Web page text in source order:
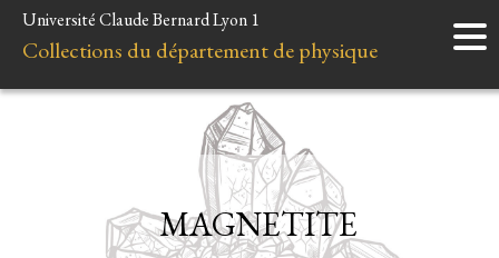
Accueil
Instruments
Liens et ressources
Université Claude Bernard Lyon 1
Collections du département de physique
MAGNETITE